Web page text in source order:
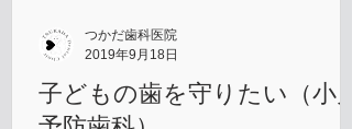
子どもの歯を守りたい（小児
つかだ歯科医院
2019年9月18日